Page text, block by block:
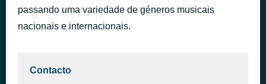
passando uma variedade de géneros musicais
nacionais e internacionais.
Contacto